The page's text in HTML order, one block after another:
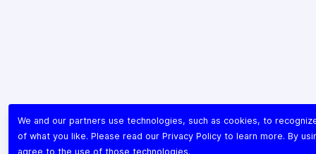
We and our partners use technologies, such as cookies, to
of what you like. Please read our Privacy Policyto learn more. By
agree to the use of those technologies.